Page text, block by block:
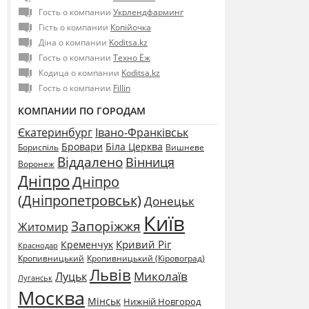
Гость о компании Укрлендфарминг
Гість о компании Копійочка
Діна о компании Koditsa.kz
Гость о компании Техно Ёж
Кодица о компании Koditsa.kz
Гость о компании Fillin
КОМПАНИИ ПО ГОРОДАМ
Єкатеринбург Івано-Франківськ
Бориспіль Бровари Біла Церква Вишневе
Воронеж Віддалено Вінниця
ДніпроДніпро
(Дніпропетровськ) Донецьк
Житомир Запоріжжя Київ
Краснодар Кременчук Кривий Ріг
Кропивницький Кропивницький (Кіровоград)
Луганськ ЛуцькЛьвів Миколаїв
Москва Мінськ Нижній Новгород